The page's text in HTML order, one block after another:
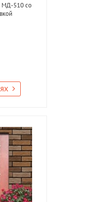
МД-510 со